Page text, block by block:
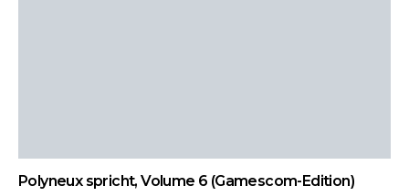
Polyneux spricht, Volume 6 (Gamescom-Edition)